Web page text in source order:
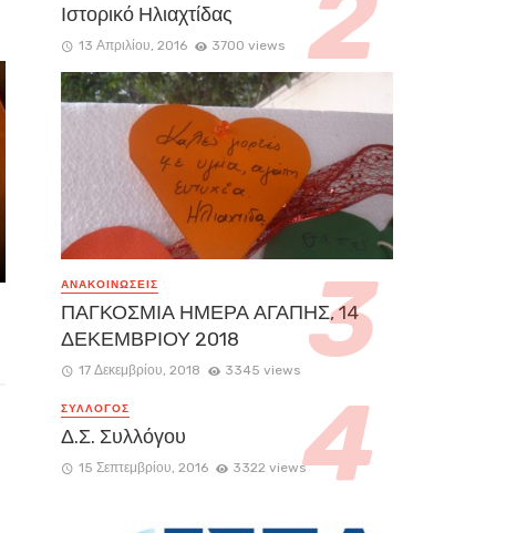
Ιστορικό Ηλιαχτίδας
13 Απριλίου, 2016 3700 views
ΑΝΑΚΟΙΝΏΣΕΙΣ
ΠΑΓΚΟΣΜΙΑ ΗΜΕΡΑ ΑΓΑΠΗΣ, 14
ΔΕΚΕΜΒΡΙΟΥ 2018
17 Δεκεμβρίου, 2018 3345 views
ΣΥΛΛΟΓΟΣ
Δ.Σ. Συλλόγου
15 Σεπτεμβρίου, 2016 3322 views